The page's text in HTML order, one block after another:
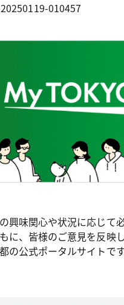
010457
興味関心や状況に応じて
に、皆様のご意見を反映
の公式ポータルサイトです